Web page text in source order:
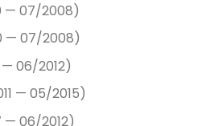
— 07/2008)
— 07/2008)
06/2012)
— 05/2015)
06/2012)